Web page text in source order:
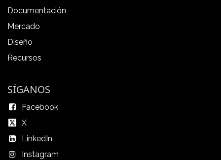
Documentación
Mercado
Diseño
Recursos
SÍGANOS
Facebook
X
LinkedIn
Instagram